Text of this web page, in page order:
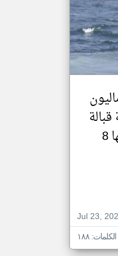
تغيير الدولة
الأخبار من الصومال
على مدار الساعة
العاجلة والمباشرة
سواحل اليمن على متنها 8
Jul 23,
١٨٨